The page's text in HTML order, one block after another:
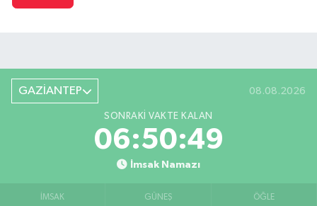
GAZİANTEP 08.08.2026
SONRAKI VAKTE KALAN
06:50:48
İmsak Namazı
İMSAK GÜNEŞ ÖĞLE